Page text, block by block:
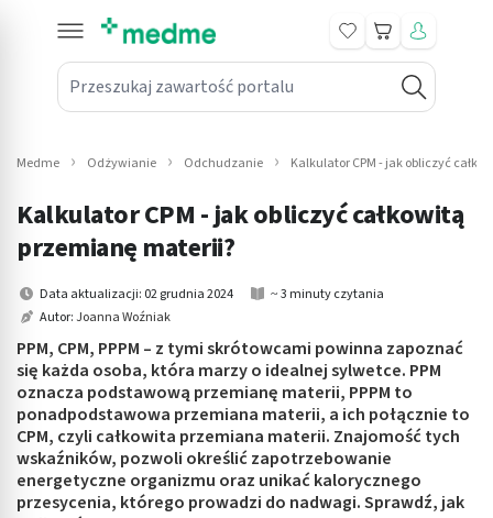
Przeszukaj zawartość portalu
Koszyk
submenu: Leki na receptę
submenu: Mama i dziecko
submenu: Kosmetyki
submenu: Higiena
submenu: Sprzęt medyczny
submenu: Intymne
submenu: Wellness
Medme Odżywianie Odchudzanie Kalkulator CPM - jak obliczyć
Kalkulator CPM - jak obliczyć całkowitą
przemianę materii?
Data aktualizacji: 02 grudnia 2024
~ 3 minuty czytania
Autor:Joanna Woźniak
PPM, CPM, PPPM – z tymi skrótowcami powinna zapoznać
się każda osoba, która marzy o idealnej sylwetce. PPM
oznacza podstawową przemianę materii, PPPM to
ponadpodstawowa przemiana materii, a ich połącznie to
CPM, czyli całkowita przemiana materii. Znajomość tych
wskaźników, pozwoli określić zapotrzebowanie
energetyczne organizmu oraz unikać kalorycznego
przesycenia, którego prowadzi do nadwagi. Sprawdź, jak